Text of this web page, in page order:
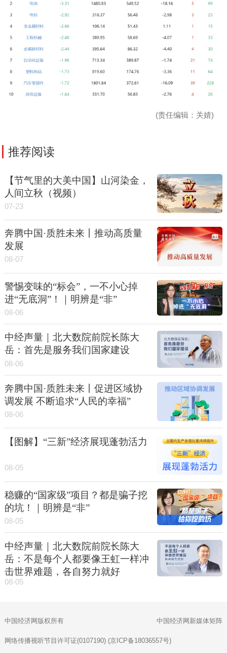
(责任编辑：关婧)
推荐阅读
【节气里的大美中国】山河染金，
人间立秋（视频）
07-23
奔腾中国·质胜未来丨推动高质量
发展
08-07
警惕变味的“标会”，一不小心掉
进“无底洞”！｜明辨是“非”
08-06
中经声量｜北大数院前院长陈大
岳：首先是服务我们国家建设
08-06
奔腾中国·质胜未来丨促进区域协
调发展 不断追求“人民的幸福”
08-06
【图解】“三新”经济展现蓬勃活力
08-05
稳赚的“国家级”项目？都是骗子挖
的坑！｜明辨是“非”
08-05
中经声量｜北大数院前院长陈大
岳：不是每个人都要像王虹一样冲
击世界难题，各自努力就好
08-05
中国经济网版权所有 中国经济网新媒体矩阵
网络传播视听节目许可证(0107190) (京ICP备18036557号)